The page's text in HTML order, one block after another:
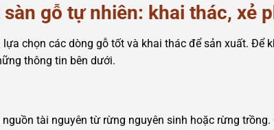
gỗ tự nhiên: khai thác, xẻ
chọn các dòng gỗ tốt và khai thác để sản xuất. Để
thông tin bên dưới.
tài nguyên từ rừng nguyên sinh hoặc rừng trồng.